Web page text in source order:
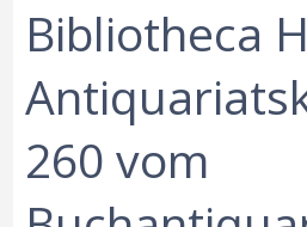
‎Bibliotheca
260 vom